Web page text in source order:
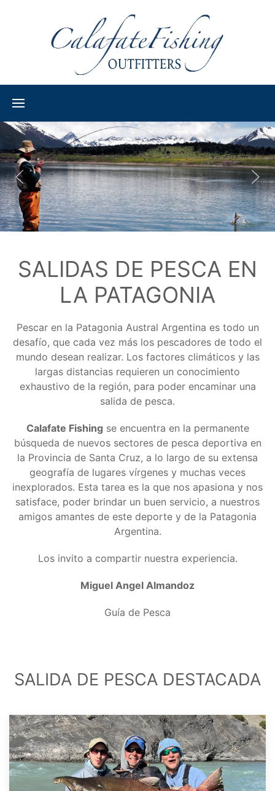
Lago Roca
SALIDAS DE PESCA EN
LA PATAGONIA
Pescar en la Patagonia Austral Argentina es todo un
desafío, que cada vez más los pescadores de todo el
mundo desean realizar. Los factores climáticos y las
largas distancias requieren un conocimiento
exhaustivo de la región, para poder encaminar una
salida de pesca.
Calafate Fishing se encuentra en la permanente
búsqueda de nuevos sectores de pesca deportiva en
la Provincia de Santa Cruz, a lo largo de su extensa
geografía de lugares vírgenes y muchas veces
inexplorados. Esta tarea es la que nos apasiona y nos
satisface, poder brindar un buen servicio, a nuestros
amigos amantes de este deporte y de la Patagonia
Argentina.
Los invito a compartir nuestra experiencia.
Miguel Angel Almandoz
Guía de Pesca
SALIDA DE PESCA DESTACADA